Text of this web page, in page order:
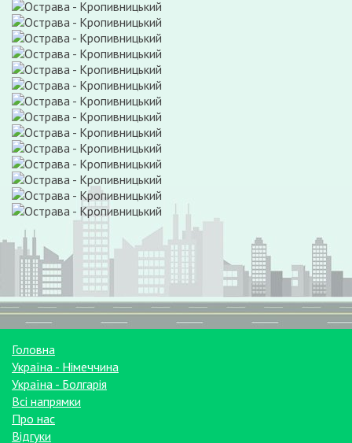
Головна
Україна - Німеччина
Україна - Болгарія
Всі напрямки
Про нас
Відгуки